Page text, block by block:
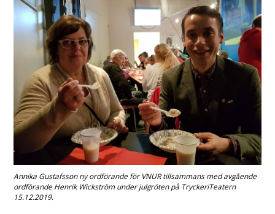
Annika Gustafsson ny ordförande för VNUR tillsammans med avgående
ordförande Henrik Wickström under julgröten på TryckeriTeatern
15.12.2019.